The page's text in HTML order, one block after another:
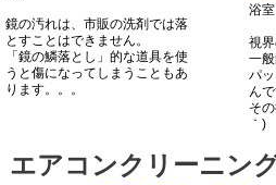
鏡の汚れは、市販の洗剤では落
とすことはできません。
「鏡の鱗落とし」的な道具を使
うと傷になってしまうこともあ
ります。。。
浴
視
一
パ
ん
そ
｀)
エアコンクリーニン